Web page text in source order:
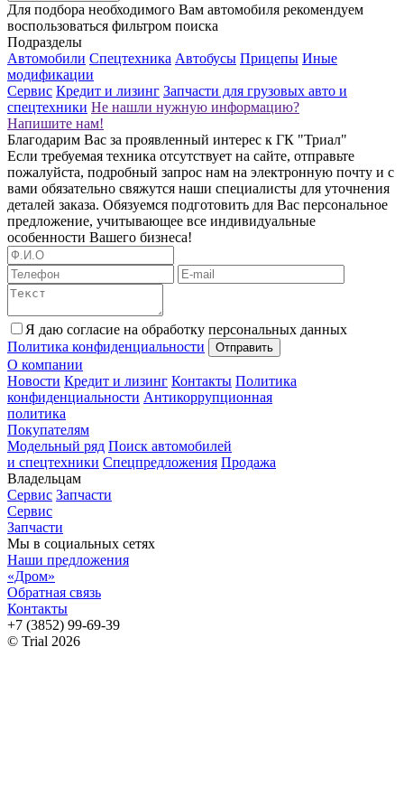
Для подбора необходимого Вам автомобиля рекомендуем
воспользоваться фильтром поиска
Подразделы
Автомобили Спецтехника Автобусы Прицепы Иные
модификации
Сервис Кредит и лизинг Запчасти для грузовых авто и
спецтехники Не нашли нужную информацию?
Напишите нам!
Благодарим Вас за проявленный интерес к ГК "Триал"
Если требуемая техника отсутствует на сайте, отправьте
пожалуйста, подробный запрос нам на электронную почту и с
вами обязательно свяжутся наши специалисты для уточнения
деталей заказа. Обязуемся подготовить для Вас персональное
предложение, учитывающее все индивидуальные
особенности Вашего бизнеса!
Я даю согласие на обработку персональных данных
Политика конфиденциальности
Отправить
О компании
Новости Кредит и лизинг Контакты Политика
конфиденциальности Антикоррупционная
политика
Покупателям
Модельный ряд Поиск автомобилей
и спецтехники Спецпредложения Продажа
Владельцам
Сервис Запчасти
Сервис
Запчасти
Мы в социальных сетях
Наши предложения
«Дром»
Обратная связь
Контакты
+7 (3852) 99-69-39
© Trial 2026